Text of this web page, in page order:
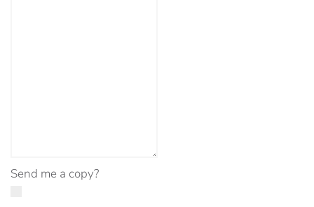
Send me a copy?